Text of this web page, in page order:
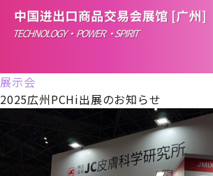
展示会
2025広州PCHi出展のお知らせ